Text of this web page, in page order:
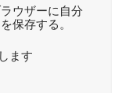
ウザーに自分
保存する。
ます